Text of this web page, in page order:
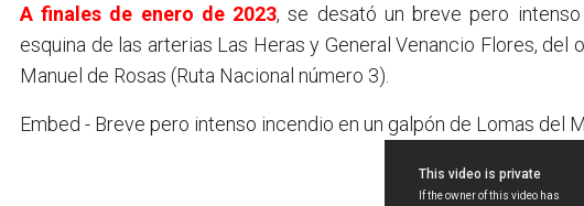
A finales de enero de 2023, se desató un breve pero
esquina de las arterias Las Heras y General Venancio Flores, del
Manuel de Rosas (Ruta Nacional número 3).
Embed - Breve pero intenso incendio en un galpón de Lomas del